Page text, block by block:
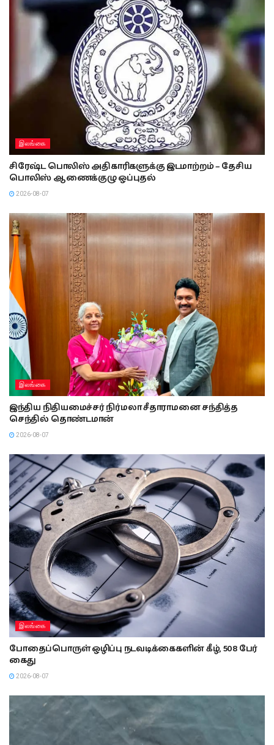
இலங்கை
சிரேஷ்ட பொலிஸ் அதிகாரிகளுக்கு இடமாற்றம் – தேசிய
பொலிஸ் ஆணைக்குழு ஒப்புதல்
2026-08-07
இலங்கை
இந்திய நிதியமைச்சர் நிர்மலா சீதாராமனை சந்தித்த
செந்தில் தொண்டமான்
2026-08-07
இலங்கை
போதைப்பொருள் ஒழிப்பு நடவடிக்கைகளின் கீழ், 508 பேர்
கைது
2026-08-07